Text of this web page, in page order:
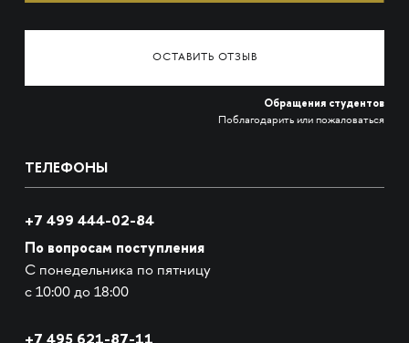
ОСТАВИТЬ ОТЗЫВ
Обращения студентов
Поблагодарить или пожаловаться
ТЕЛЕФОНЫ
+7 499 444-02-84
По вопросам поступления
С понедельника по пятницу
с 10:00 до 18:00
+7 495 621-87-11